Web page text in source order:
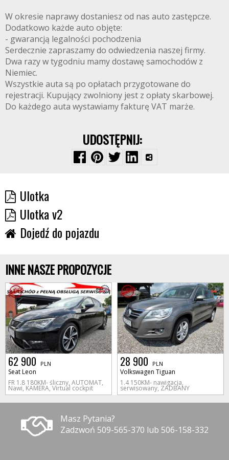
W okresie naprawy dostaniesz od nas auto zastępcze.
Dodatkowo każde auto objęte:
- gwarancją legalności pochodzenia
Serdecznie zapraszamy do odwiedzenia naszej firmy.
Dwa razy w tygodniu mamy dostawę samochodów z
Niemiec.
Wszystkie auta są po opłatach przygotowane do
rejestracji. Kupujący zwolniony jest z opłaty skarbowej.
Do każdego auta wystawiamy fakturę VAT marże.
UDOSTĘPNIJ:
Ulotka
Ulotka v2
Dojedź do pojazdu
INNE NASZE PROPOZYCJE
62 900 PLN
Seat Leon
FR 1.8 180KM- śliczny, AUTOMAT,
Nawi, KAMERA, Virtual cockpit
28 900 PLN
Volkswagen Tiguan
1.4 150KM- nawigacja,
serwisowany, ZADBANY
Masz Pytania?
Zadzwoń 509-565-370 lub 506-158-332